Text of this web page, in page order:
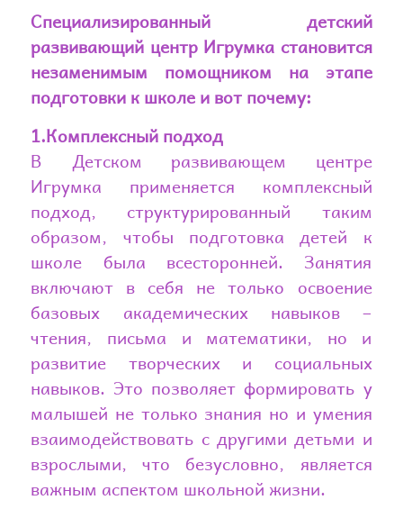
Специализированный детский
развивающий центр Игрумка становится
незаменимым помощником на этапе
подготовки к школе и вот почему:
1.Комплексный подход
В Детском развивающем центре
Игрумка применяется комплексный
подход, структурированный таким
образом, чтобы подготовка детей к
школе была всесторонней. Занятия
включают в себя не только освоение
базовых академических навыков –
чтения, письма и математики, но и
развитие творческих и социальных
навыков. Это позволяет формировать у
малышей не только знания но и умения
взаимодействовать с другими детьми и
взрослыми, что безусловно, является
важным аспектом школьной жизни.